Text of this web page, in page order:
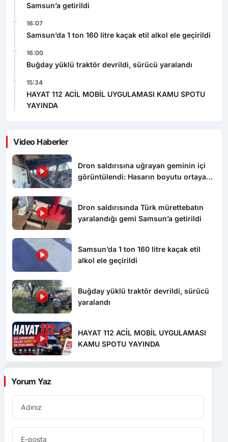
Samsun’a getirildi
16:07
Samsun’da 1 ton 160 litre kaçak etil alkol ele geçirildi
16:00
Buğday yüklü traktör devrildi, sürücü yaralandı
15:34
HAYAT 112 ACİL MOBİL UYGULAMASI KAMU SPOTU
YAYINDA
Video Haberler
Dron saldırısına uğrayan geminin içi
görüntülendi: Hasarın boyutu ortaya
Dron saldırısında Türk mürettebatın
yaralandığı gemi Samsun’a getirildi
Samsun’da 1 ton 160 litre kaçak etil
alkol ele geçirildi
Buğday yüklü traktör devrildi, sürücü
yaralandı
HAYAT 112 ACİL MOBİL UYGULAMASI
KAMU SPOTU YAYINDA
Yorum Yaz